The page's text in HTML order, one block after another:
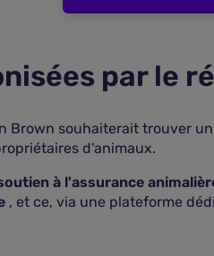
par le
Brown souhaiterait trouver
d'animaux.
à l'assurance
, et ce, via une plateforme